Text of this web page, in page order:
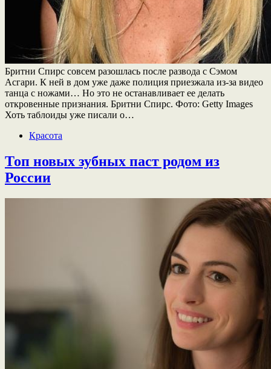
Бритни Спирс совсем разошлась после развода с Сэмом
Асгари. К ней в дом уже даже полиция приезжала из-за видео
танца с ножами… Но это не останавливает ее делать
откровенные признания. Бритни Спирс. Фото: Getty Images
Хоть таблоиды уже писали о…
Красота
Топ новых зубных паст родом из
России